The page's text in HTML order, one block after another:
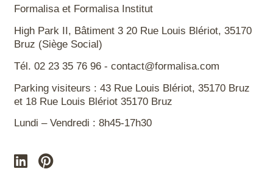
Formalisa et Formalisa Institut
High Park II, Bâtiment 3 20 Rue Louis Blériot, 35170
Bruz (Siège Social)
Tél. 02 23 35 76 96 - contact@formalisa.com
Parking visiteurs : 43 Rue Louis Blériot, 35170 Bruz
et 18 Rue Louis Blériot 35170 Bruz
Lundi – Vendredi : 8h45-17h30